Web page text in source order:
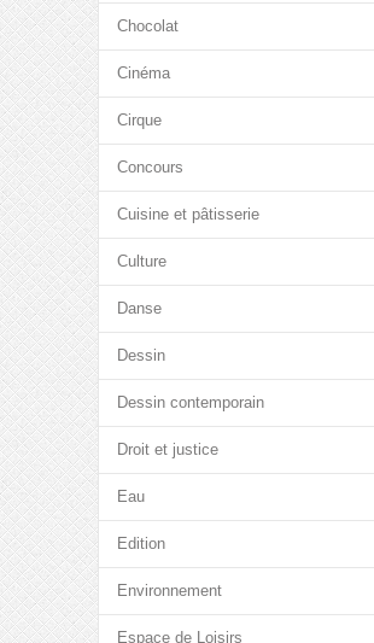
Chocolat
Cinéma
Cirque
Concours
Cuisine et pâtisserie
Culture
Danse
Dessin
Dessin contemporain
Droit et justice
Eau
Edition
Environnement
Espace de Loisirs